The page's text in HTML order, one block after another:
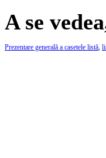
A se
Prezentare generală a casetele listă